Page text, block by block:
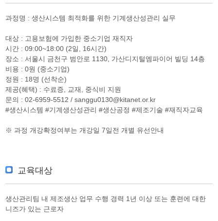
과정명 : 생산시스템 최적화를 위한 기계생산성관리 실무
대상 : 고용보험에 가입한 중소기업 재직자
시간 : 09:00~18:00 (2일, 16시간)
장소 : 서울시 금천구 범안로 1130, 가산디지털엠파이어 빌딩 14층
비용 : 0원 (중소기업)
정원 : 18명 (선착순)
제공(혜택) : 수료증, 교재, 중식비 지원
문의 : 02-6959-5512 / sanggu0130@kitanet.or.kr
#생산시스템 #기계생산성관리 #생산공정 #제조기술 #재직자교육
※ 과정 개강확정여부는 개강일 7일전 개별 유선안내
교육대상
생산관리팀 내 제조생산 업무 수행 경력 1년 이상 또는 훈련에 대한
니즈가 있는 근로자